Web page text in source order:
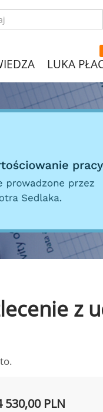
LUKA
z
530,00 PLN